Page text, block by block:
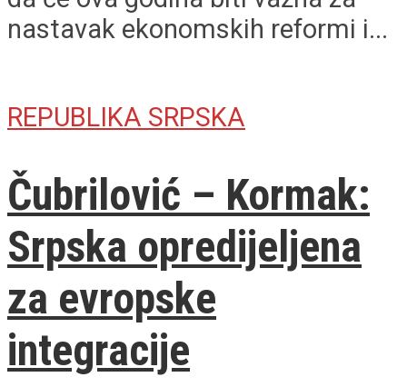
nastavak ekonomskih reformi i...
REPUBLIKA SRPSKA
Čubrilović – Kormak:
Srpska opredijeljena
za evropske
integracije